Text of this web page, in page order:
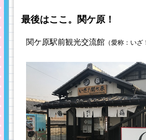
最後はここ。関ケ原！
関ケ原駅前観光交流館 （愛称：いざ